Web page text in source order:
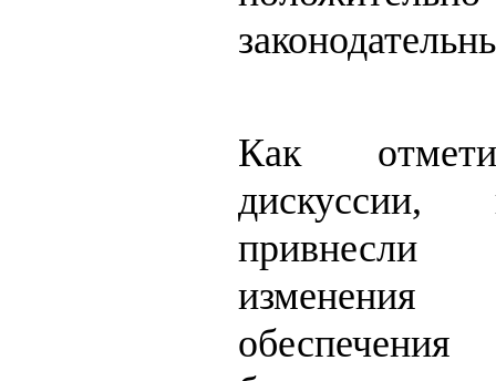
Как
дискуссии,
привнесли